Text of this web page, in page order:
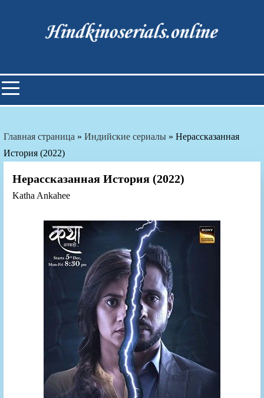
Индийские фильмы смотреть
онлайн
Главная страница » Индийские сериалы » Нерассказанная
История (2022)
Нерассказанная История (2022)
Katha Ankahee